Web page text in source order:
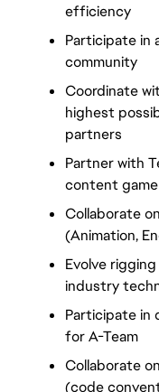
efficiency
Participate in
community
Coordinate
highest
partners
Partner with
content
Collaborate
(Animation,
Evolve
industry
Participate in
for A-Team
Collaborate
(code